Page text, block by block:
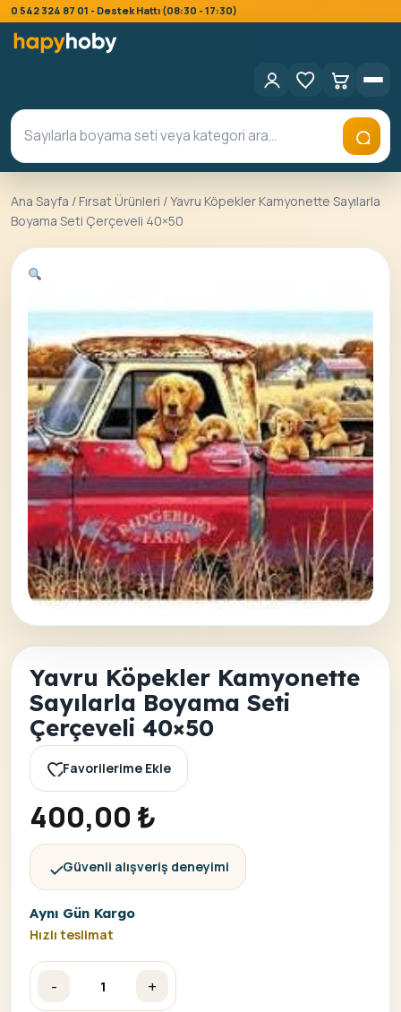
0 542 324 87 01 - Destek Hattı (08:30 - 17:30)
Ana Sayfa / Fırsat Ürünleri / Yavru Köpekler Kamyonette Sayılarla
Boyama Seti Çerçeveli 40×50
Yavru Köpekler Kamyonette
Sayılarla Boyama Seti
Çerçeveli 40×50
Favorilerime Ekle
400,00 ₺
Güvenli alışveriş deneyimi
Aynı Gün Kargo
Hızlı teslimat
-
Yavru Köpekler Kamyonette Sayılarla Boyama Seti Çerçeveli
+